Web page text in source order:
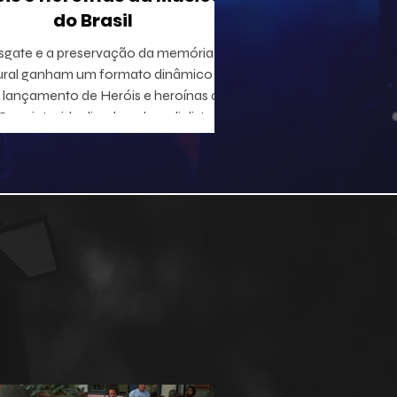
do Brasil
e a preservação da memória
ganham um formato dinâmico
de Heróis e heroínas da
projeto, idealizado pelo radialista e
Geraldo Leite — integrante do